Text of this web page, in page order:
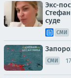
Экс-
суде
СМИ
СМИ